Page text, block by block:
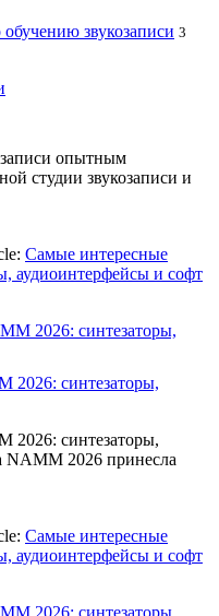
звукозаписи 3
опытным
студии звукозаписи и
Самые интересные
аудиоинтерфейсы и софт
2026: синтезаторы,
2026: синтезаторы,
NAMM 2026 принесла
Самые интересные
аудиоинтерфейсы и софт